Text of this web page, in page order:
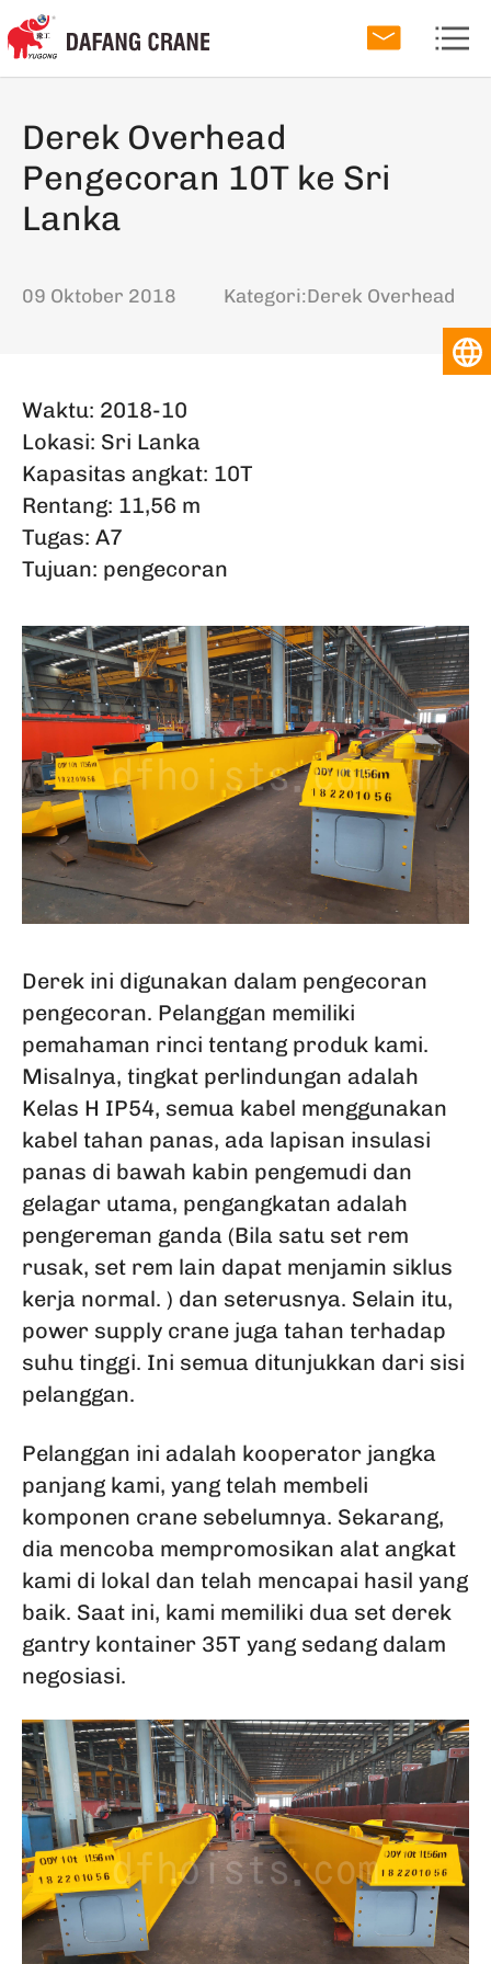
Derek Overhead
Pengecoran 10T ke Sri
Lanka
09 Oktober 2018 Kategori:Derek Overhead
Waktu: 2018-10
Lokasi: Sri Lanka
Kapasitas angkat: 10T
Rentang: 11,56 m
Tugas: A7
Tujuan: pengecoran
Derek ini digunakan dalam pengecoran
pengecoran. Pelanggan memiliki
pemahaman rinci tentang produk kami.
Misalnya, tingkat perlindungan adalah
Kelas H IP54, semua kabel menggunakan
kabel tahan panas, ada lapisan insulasi
panas di bawah kabin pengemudi dan
gelagar utama, pengangkatan adalah
pengereman ganda (Bila satu set rem
rusak, set rem lain dapat menjamin siklus
kerja normal. ) dan seterusnya. Selain itu,
power supply crane juga tahan terhadap
suhu tinggi. Ini semua ditunjukkan dari sisi
pelanggan.
Pelanggan ini adalah kooperator jangka
panjang kami, yang telah membeli
komponen crane sebelumnya. Sekarang,
dia mencoba mempromosikan alat angkat
kami di lokal dan telah mencapai hasil yang
baik. Saat ini, kami memiliki dua set derek
gantry kontainer 35T yang sedang dalam
negosiasi.